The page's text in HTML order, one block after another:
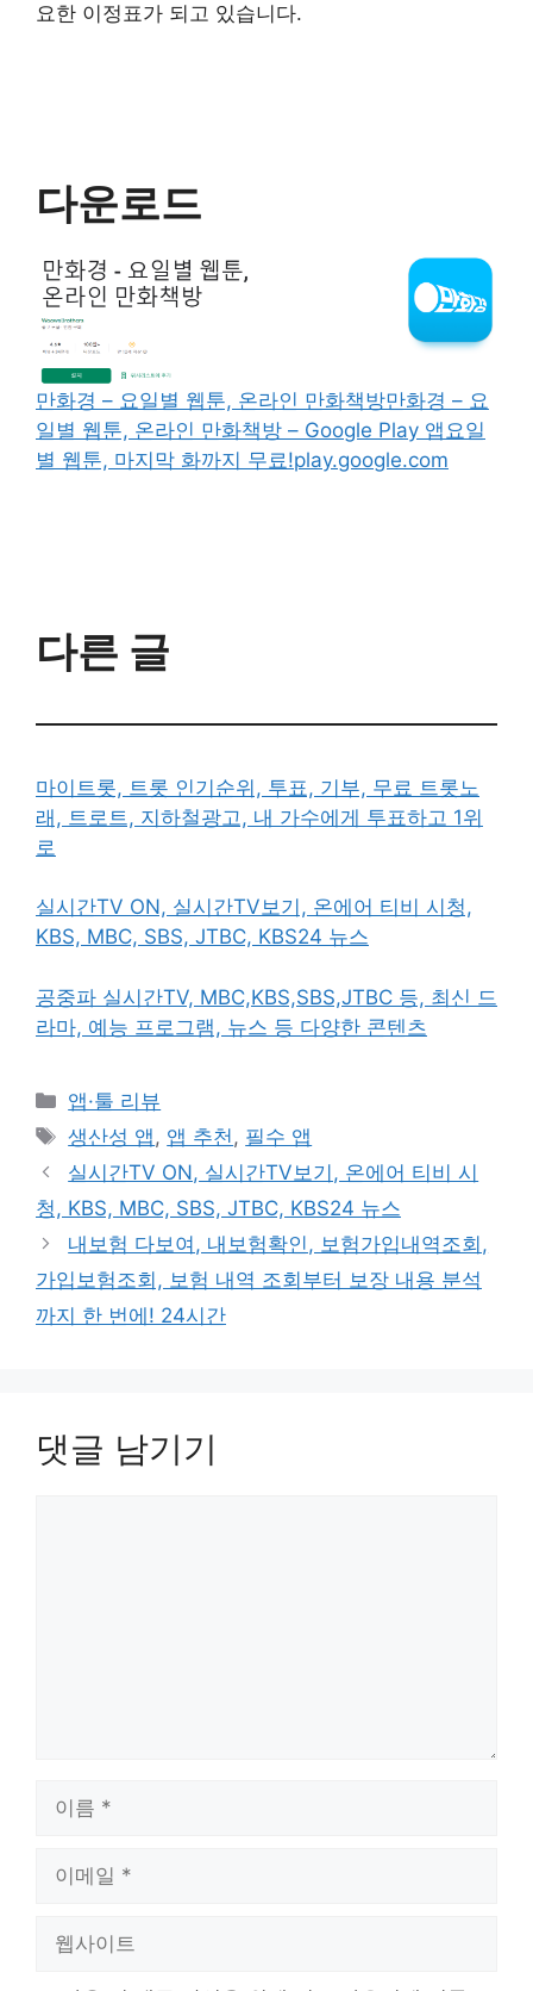
요한 이정표가 되고 있습니다.
다운로드
만화경 – 요일별 웹툰, 온라인 만화책방만화경 – 요
일별 웹툰, 온라인 만화책방 – Google Play 앱요일
별 웹툰, 마지막 화까지 무료!play.google.com
다른 글
마이트롯, 트롯 인기순위, 투표, 기부, 무료 트롯노
래, 트로트, 지하철광고, 내 가수에게 투표하고 1위
로
실시간TV ON, 실시간TV보기, 온에어 티비 시청,
KBS, MBC, SBS, JTBC, KBS24 뉴스
공중파 실시간TV, MBC,KBS,SBS,JTBC 등, 최신 드
라마, 예능 프로그램, 뉴스 등 다양한 콘텐츠
카
테
고
리
앱·툴 리뷰
태
그
생산성 앱 , 앱 추천 , 필수 앱
실시간TV ON, 실시간TV보기, 온에어 티비 시
청, KBS, MBC, SBS, JTBC, KBS24 뉴스
내보험 다보여, 내보험확인, 보험가입내역조회,
가입보험조회, 보험 내역 조회부터 보장 내용 분석
까지 한 번에! 24시간
댓글 남기기